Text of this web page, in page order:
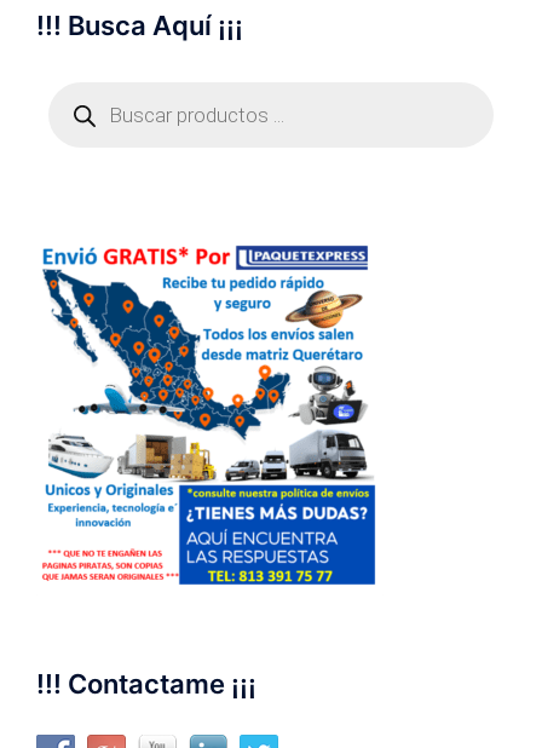
!!! Busca Aquí ¡¡¡
productos
!!! Contactame ¡¡¡